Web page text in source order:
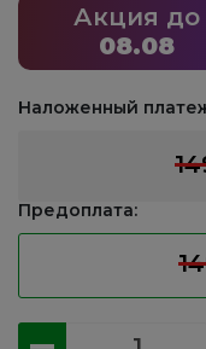
Акция до
08.08
Наложенный
Предоплата:
Количество